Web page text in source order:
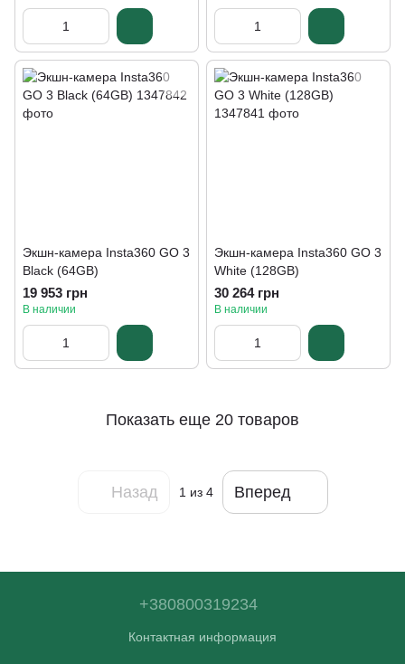
Экшн-камера Insta360 GO 3
Black (64GB)
19 953 грн
В наличии
Экшн-камера Insta360 GO 3
White (128GB)
30 264 грн
В наличии
Показать еще 20 товаров
Назад 1 из 4 Вперед
+380800319234
Контактная информация